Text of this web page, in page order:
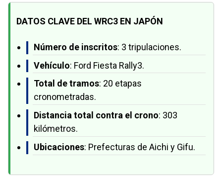
DATOS CLAVE DEL WRC3 EN JAPÓN
Número de inscritos: 3 tripulaciones.
Vehículo: Ford Fiesta Rally3.
Total de tramos: 20 etapas
cronometradas.
Distancia total contra el crono: 303
kilómetros.
Ubicaciones: Prefecturas de Aichi y Gifu.